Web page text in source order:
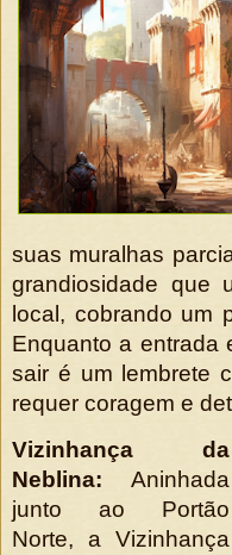
suas muralhas
grandiosidade que
local, cobrando um
Enquanto a entrada
sair é um lembrete
requer coragem e
Vizinhança da
Neblina: Aninhada
junto ao Portão
Norte, a Vizinhança